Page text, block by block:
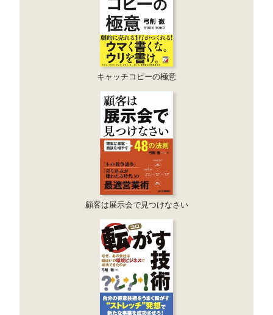
キャッチコピーの極意
顧客は展示会で見つけなさい